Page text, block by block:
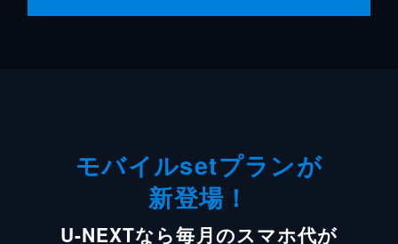
モバイルsetプランが
新登場！
U-NEXTなら毎月のスマホ代が